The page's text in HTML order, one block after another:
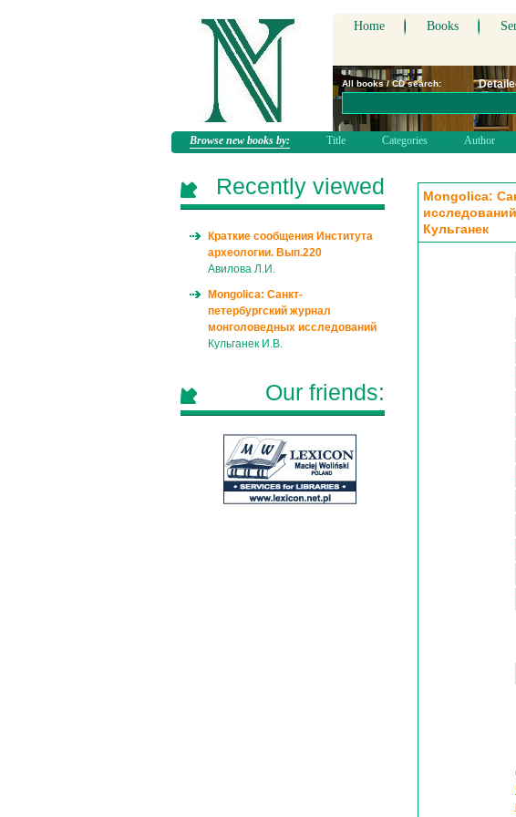
Home Books
All books / CD search:
Browse new books by: Title Categories Author
Mongolica:
Кульганек
Recently viewed
Краткие сообщения Института
археологии. Вып.220
Авилова Л.И.
Mongolica: Санкт-
петербургский журнал
монголоведных исследований
Кульганек И.В.
Our friends: